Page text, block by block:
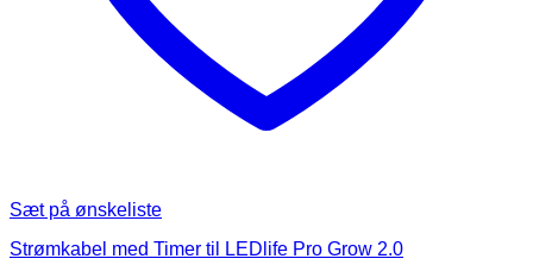
Sæt på ønskeliste
Strømkabel med Timer til LEDlife Pro Grow 2.0